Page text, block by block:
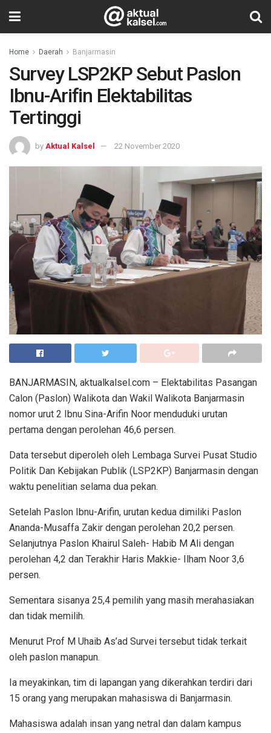
Home Daerah Banjarmasin
Survey LSP2KP Sebut Paslon
Ibnu-Arifin Elektabilitas
Tertinggi
by Aktual Kalsel 22 November 2020
BANJARMASIN, aktualkalsel.com – Elektabilitas Pasangan
Calon (Paslon) Walikota dan Wakil Walikota Banjarmasin
nomor urut 2 Ibnu Sina-Arifin Noor menduduki urutan
pertama dengan perolehan 46,6 persen.
Data tersebut diperoleh oleh Lembaga Survei Pusat Studio
Politik Dan Kebijakan Publik (LSP2KP) Banjarmasin dengan
waktu penelitian selama dua pekan.
Setelah Paslon Ibnu-Arifin, urutan kedua dimiliki Paslon
Ananda-Musaffa Zakir dengan perolehan 20,2 persen.
Selanjutnya Paslon Khairul Saleh- Habib M Ali dengan
perolehan 4,2 dan Terakhir Haris Makkie- Ilham Noor 3,6
persen.
Sementara sisanya 25,4 pemilih yang masih merahasiakan
dan tidak memilih.
Menurut Prof M Uhaib As’ad Survei tersebut tidak terkait
oleh paslon manapun.
Ia meyakinkan, tim di lapangan yang dikerahkan terdiri dari
15 orang yang merupakan mahasiswa di Banjarmasin.
Mahasiswa adalah insan yang netral dan dalam kampus